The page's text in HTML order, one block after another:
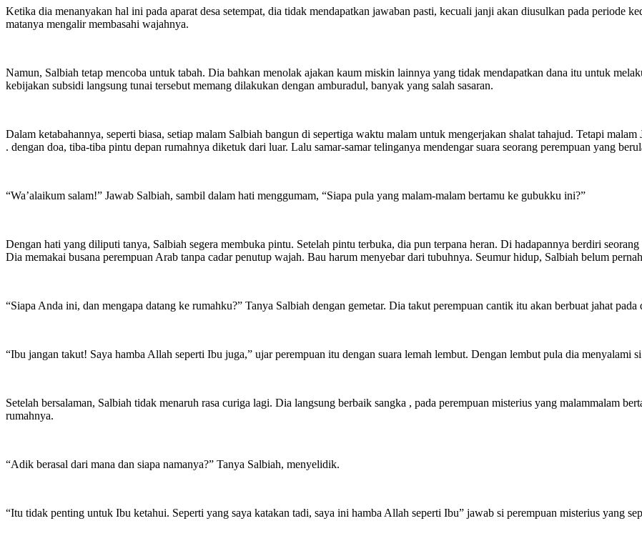
Ketika dia menanyakan hal ini pada aparat desa setempat, dia tidak mendapatkan jawaban pasti, kecuali janji akan diusulkan pada periode
matanya mengalir membasahi wajahnya.
Namun, Salbiah tetap mencoba untuk tabah. Dia bahkan menolak ajakan kaum miskin lainnya yang tidak mendapatkan dana itu untuk
kebijakan subsidi langsung tunai tersebut memang dilakukan dengan amburadul, banyak yang salah sasaran.
Dalam ketabahannya, seperti biasa, setiap malam Salbiah bangun di sepertiga waktu malam untuk mengerjakan shalat tahajud. Tetapi
. dengan doa, tiba-tiba pintu depan rumahnya diketuk dari luar. Lalu samar-samar telinganya mendengar suara seorang perempuan yang
“Wa’alaikum salam!” Jawab Salbiah, sambil dalam hati menggumam, “Siapa pula yang malam-malam bertamu ke gubukku ini?”
Dengan hati yang diliputi tanya, Salbiah segera membuka pintu. Setelah pintu terbuka, dia pun terpana heran. Di hadapannya berdiri
Dia memakai busana perempuan Arab tanpa cadar penutup wajah. Bau harum menyebar dari tubuhnya. Seumur hidup, Salbiah belum
“Siapa Anda ini, dan mengapa datang ke rumahku?” Tanya Salbiah dengan gemetar. Dia takut perempuan cantik itu akan berbuat jahat pada
“Ibu jangan takut! Saya hamba Allah seperti Ibu juga,” ujar perempuan itu dengan suara lemah lembut. Dengan lembut pula dia menyalami
Setelah bersalaman, Salbiah tidak menaruh rasa curiga lagi. Dia langsung berbaik sangka , pada perempuan misterius yang malammalam
rumahnya.
“Adik berasal dari mana dan siapa namanya?” Tanya Salbiah, menyelidik.
“Itu tidak penting untuk Ibu ketahui. Seperti yang saya katakan tadi, saya ini hamba Allah seperti Ibu” jawab si perempuan misterius yang